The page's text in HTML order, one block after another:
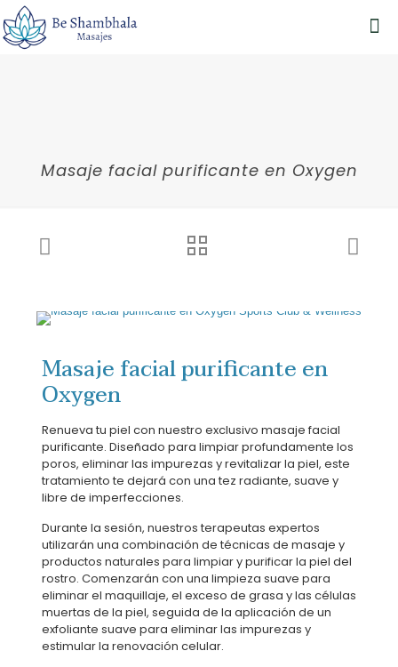
Masaje facial purificante en Oxygen
Masaje facial purificante en
Oxygen
Renueva tu piel con nuestro exclusivo masaje facial
purificante. Diseñado para limpiar profundamente los
poros, eliminar las impurezas y revitalizar la piel, este
tratamiento te dejará con una tez radiante, suave y
libre de imperfecciones.
Durante la sesión, nuestros terapeutas expertos
utilizarán una combinación de técnicas de masaje y
productos naturales para limpiar y purificar la piel del
rostro. Comenzarán con una limpieza suave para
eliminar el maquillaje, el exceso de grasa y las células
muertas de la piel, seguida de la aplicación de un
exfoliante suave para eliminar las impurezas y
estimular la renovación celular.